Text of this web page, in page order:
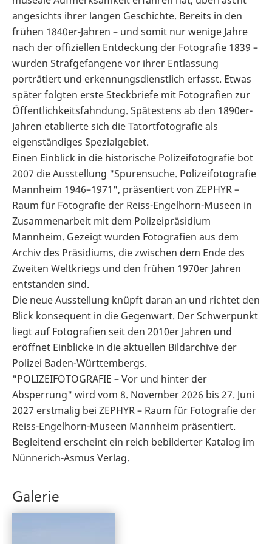
angesichts ihrer langen Geschichte. Bereits in den
frühen 1840er-Jahren – und somit nur wenige Jahre
nach der offiziellen Entdeckung der Fotografie 1839 –
wurden Strafgefangene vor ihrer Entlassung
porträtiert und erkennungsdienstlich erfasst. Etwas
später folgten erste Steckbriefe mit Fotografien zur
Öffentlichkeitsfahndung. Spätestens ab den 1890er-
Jahren etablierte sich die Tatortfotografie als
eigenständiges Spezialgebiet.
Einen Einblick in die historische Polizeifotografie bot
2007 die Ausstellung "Spurensuche. Polizeifotografie
Mannheim 1946–1971", präsentiert von ZEPHYR –
Raum für Fotografie der Reiss-Engelhorn-Museen in
Zusammenarbeit mit dem Polizeipräsidium
Mannheim. Gezeigt wurden Fotografien aus dem
Archiv des Präsidiums, die zwischen dem Ende des
Zweiten Weltkriegs und den frühen 1970er Jahren
entstanden sind.
Die neue Ausstellung knüpft daran an und richtet den
Blick konsequent in die Gegenwart. Der Schwerpunkt
liegt auf Fotografien seit den 2010er Jahren und
eröffnet Einblicke in die aktuellen Bildarchive der
Polizei Baden-Württembergs.
"POLIZEIFOTOGRAFIE – Vor und hinter der
Absperrung" wird vom 8. November 2026 bis 27. Juni
2027 erstmalig bei ZEPHYR – Raum für Fotografie der
Reiss-Engelhorn-Museen Mannheim präsentiert.
Begleitend erscheint ein reich bebilderter Katalog im
Nünnerich-Asmus Verlag.
Galerie